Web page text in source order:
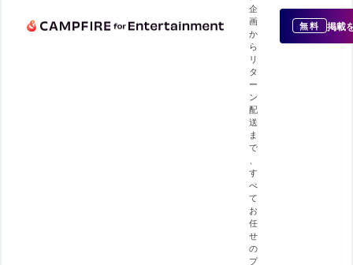
企
画
か
ら
リ
タ
ー
ン
配
送
ま
で
す
べ
て
お
任
せ
の
プ
無料 掲載